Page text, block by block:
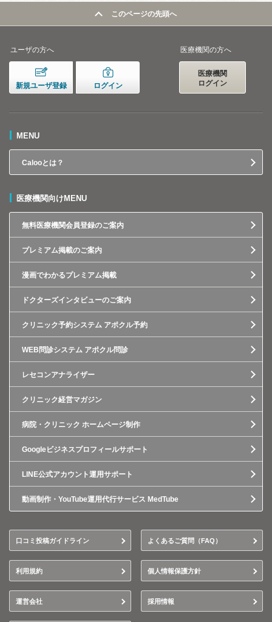
このページの先頭へ
ユーザの方へ
新規ユーザ登録 ログイン
医療機関の方へ
医療機関
ログイン
MENU
Calooとは？
医療機関向けMENU
無料医療機関会員登録のご案内
プレミアム掲載のご案内
漫画でわかるプレミアム掲載
ドクターズインタビューのご案内
クリニック予約システム アポクル予約
WEB問診システム アポクル問診
レセコンアナライザー
クリニック経営マガジン
病院・クリニック ホームページ制作
Googleビジネスプロフィールサポート
LINE公式アカウント運用サポート
動画制作・YouTube運用代行サービス MedTube
口コミ投稿ガイドライン よくあるご質問（FAQ）
利用規約 個人情報保護方針
運営会社 採用情報